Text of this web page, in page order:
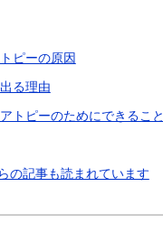
ピーの原因
る理由
トピーのためにできること
の記事も読まれています